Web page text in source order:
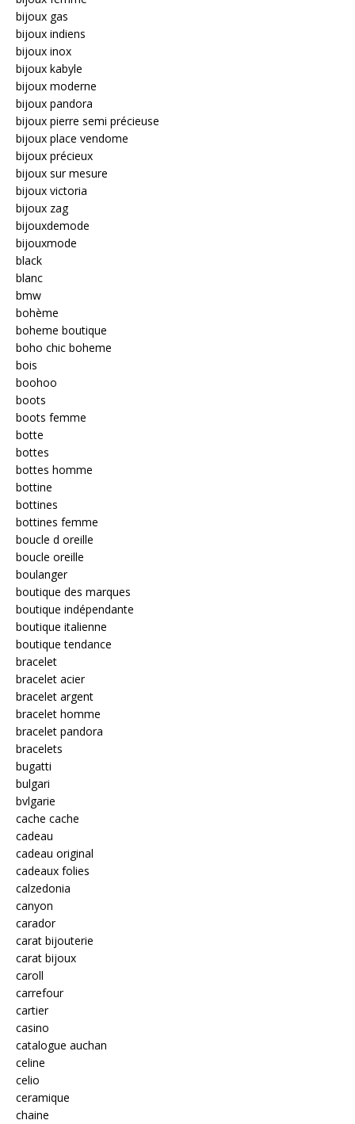
bijoux gas
bijoux indiens
bijoux inox
bijoux kabyle
bijoux moderne
bijoux pandora
bijoux pierre semi précieuse
bijoux place vendome
bijoux précieux
bijoux sur mesure
bijoux victoria
bijoux zag
bijouxdemode
bijouxmode
black
blanc
bmw
bohème
boheme boutique
boho chic boheme
bois
boohoo
boots
boots femme
botte
bottes
bottes homme
bottine
bottines
bottines femme
boucle d oreille
boucle oreille
boulanger
boutique des marques
boutique indépendante
boutique italienne
boutique tendance
bracelet
bracelet acier
bracelet argent
bracelet homme
bracelet pandora
bracelets
bugatti
bulgari
bvlgarie
cache cache
cadeau
cadeau original
cadeaux folies
calzedonia
canyon
carador
carat bijouterie
carat bijoux
caroll
carrefour
cartier
casino
catalogue auchan
celine
celio
ceramique
chaine